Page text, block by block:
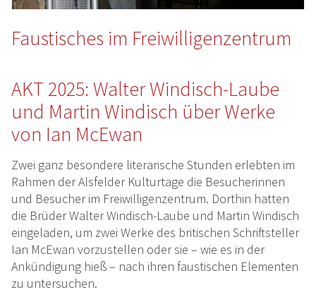
Faustisches im Freiwilligenzentrum
AKT 2025: Walter Windisch-Laube
und Martin Windisch über Werke
von Ian McEwan
Zwei ganz besondere literarische Stunden erlebten im
Rahmen der Alsfelder Kulturtage die Besucherinnen
und Besucher im Freiwilligenzentrum. Dorthin hatten
die Brüder Walter Windisch-Laube und Martin Windisch
eingeladen, um zwei Werke des britischen Schriftsteller
Ian McEwan vorzustellen oder sie – wie es in der
Ankündigung hieß – nach ihren faustischen Elementen
zu untersuchen.